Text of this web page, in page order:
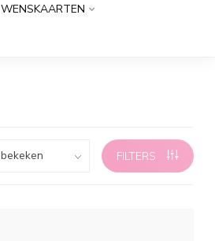
WENSKAARTEN
FILTERS